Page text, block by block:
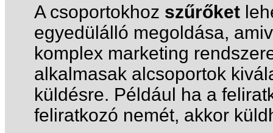
A csoportokhoz szűrőket
egyedülálló megoldása,
komplex marketing
alkalmasak alcsoportok
küldésre. Például ha a
feliratkozó nemét, akkor